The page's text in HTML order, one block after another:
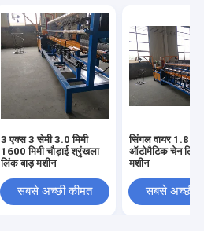
3 एक्स 3 सेमी 3.0 मिमी
1600 मिमी चौड़ाई श्रृंखला
लिंक बाड़ मशीन
सबसे अच्छी कीमत
सिंगल वायर 1.8
ऑटोमैटिक चेन
मशीन
सबसे अच्छी